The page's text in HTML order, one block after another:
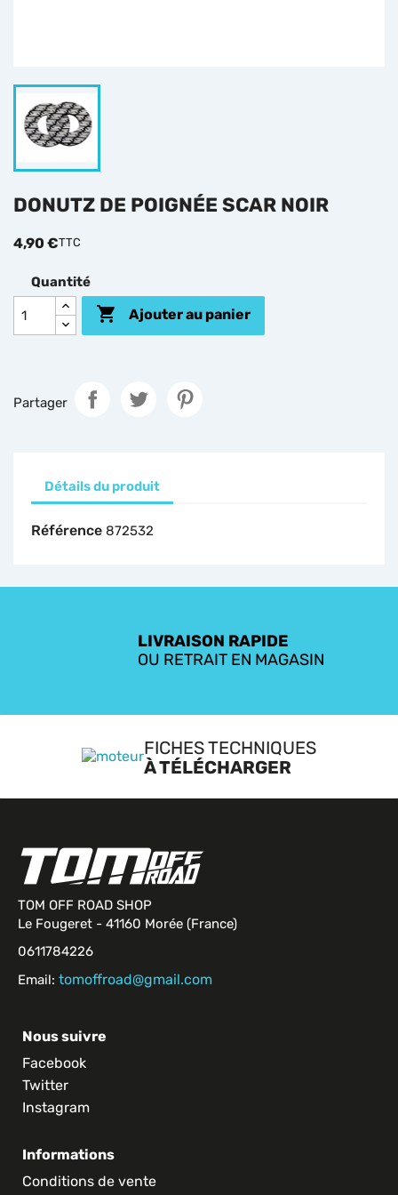
DONUTZ DE POIGNÉE SCAR NOIR
4,90 €TTC
Quantité
 Ajouter au panier
Partager
Détails du produit
Référence 872532
LIVRAISON RAPIDE
OU RETRAIT EN MAGASIN
FICHES TECHNIQUES
À TÉLÉCHARGER
Informations
Conditions de vente
Nous suivre
Facebook
Twitter
Instagram
TOM OFF ROAD SHOP
Le Fougeret - 41160 Morée (France)
0611784226
Email: tomoffroad@gmail.com